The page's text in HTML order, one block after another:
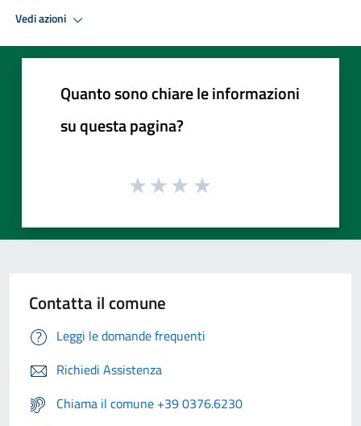
Vedi azioni
Quanto sono chiare le informazioni
su questa pagina?
Contatta il comune
Leggi le domande frequenti
Richiedi Assistenza
Chiama il comune +39 0376.6230